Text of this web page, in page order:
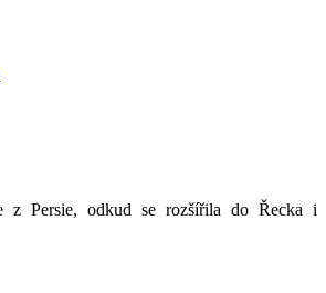
z Persie, odkud se rozšířila do Řecka i